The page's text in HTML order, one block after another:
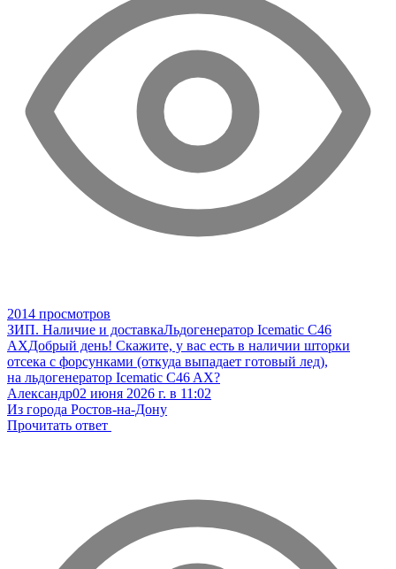
2014 просмотров
ЗИП. Наличие и доставкаЛьдогенератор Icematic C46
AXДобрый день! Скажите, у вас есть в наличии шторки
отсека с форсунками (откуда выпадает готовый лед),
на льдогенератор Icematic C46 AX?
Александр02 июня 2026 г. в 11:02
Из города Ростов-на-Дону
Прочитать ответ